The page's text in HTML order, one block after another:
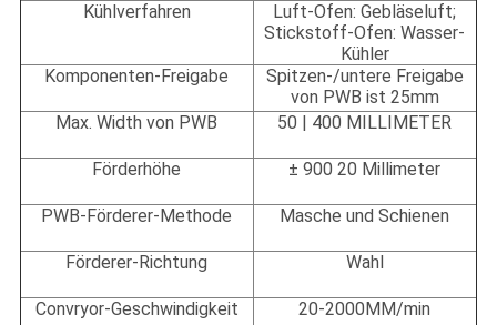
Kühlverfahren
Luft-Ofen: Gebläseluft;
Stickstoff-Ofen: Wasser-
Kühler
Komponenten-Freigabe
Spitzen-/untere Freigabe
von PWB ist 25mm
Max. Width von PWB
50 | 400 MILLIMETER
Förderhöhe ± 900 20 Millimeter
PWB-Förderer-Methode Masche und Schienen
Förderer-Richtung Wahl
Convryor-Geschwindigkeit 20-2000MM/min